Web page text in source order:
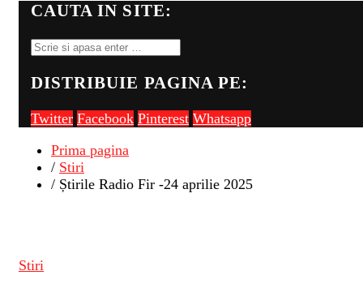
CAUTA IN SITE:
DISTRIBUIE PAGINA PE:
Twitter Facebook Pinterest Whatsapp
Prima pagina
/ Stiri
/ Știrile Radio Fir -24 aprilie 2025
Stiri